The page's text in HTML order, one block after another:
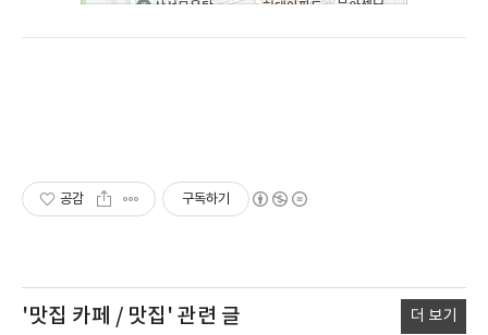
공감 구독하기
'맛집 카페 / 맛집' 관련 글 더 보기